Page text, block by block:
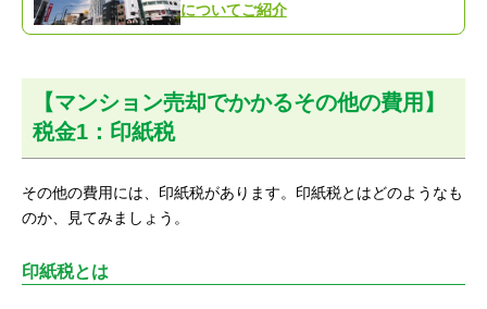
についてご紹介
【マンション売却でかかるその他の費用】
税金1：印紙税
その他の費用には、印紙税があります。印紙税とはどのようなも
のか、見てみましょう。
印紙税とは